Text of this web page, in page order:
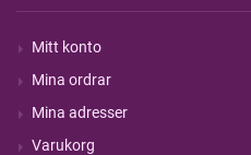
Mitt konto
Mina ordrar
Mina adresser
Varukorg